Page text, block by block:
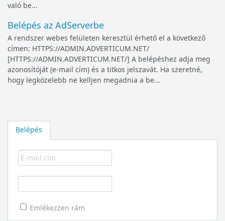
Belépés
Emlékezzen rám
való be...
Belépés az AdServerbe
A rendszer webes felületen keresztül érhető el a következő
címen: HTTPS://ADMIN.ADVERTICUM.NET/
[HTTPS://ADMIN.ADVERTICUM.NET/] A belépéshez adja meg
azonosítóját (e-mail cím) és a titkos jelszavát. Ha szeretné,
hogy legközelebb ne kelljen megadnia a be...